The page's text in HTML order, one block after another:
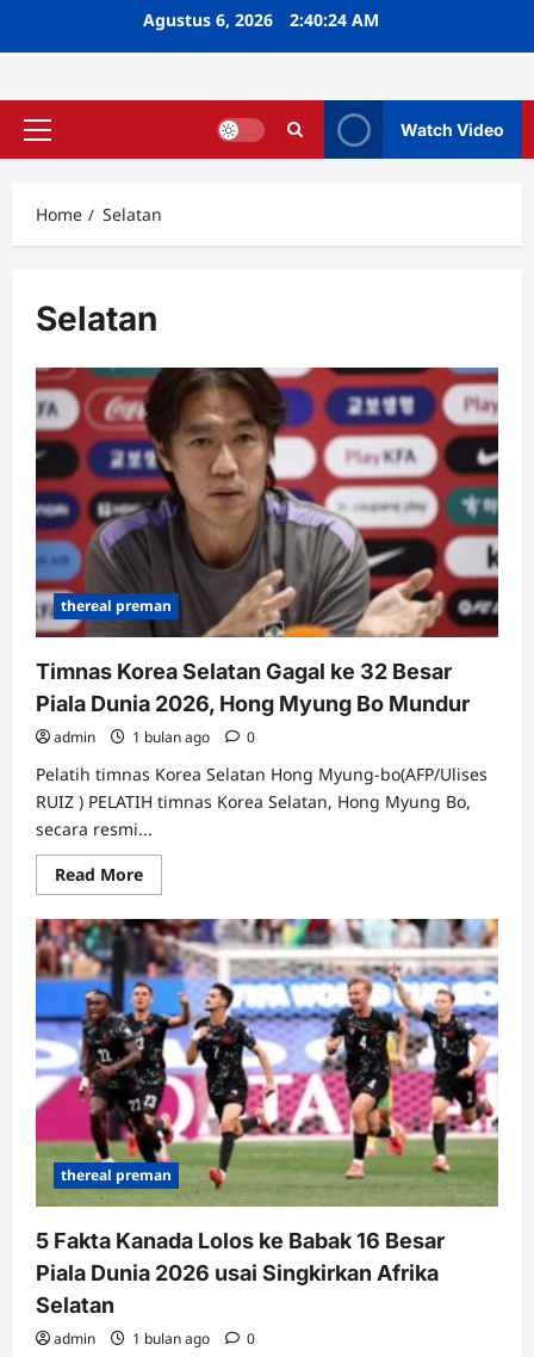
Agustus 6, 2026 2:40:25 AM
Primary
Watch Video
Home Selatan
Selatan
thereal preman
Timnas Korea Selatan Gagal ke 32 Besar
Piala Dunia 2026, Hong Myung Bo Mundur
admin 1 bulan ago 0
Pelatih timnas Korea Selatan Hong Myung-bo(AFP/Ulises
RUIZ ) PELATIH timnas Korea Selatan, Hong Myung Bo,
secara resmi...
Read MoreRead
more
Timnas
Korea
Selatan
Gagal
ke
32
Besar
Piala
Dunia
2026,
Hong
Myung
Bo
Mundur
thereal preman
5 Fakta Kanada Lolos ke Babak 16 Besar
Piala Dunia 2026 usai Singkirkan Afrika
Selatan
admin 1 bulan ago 0